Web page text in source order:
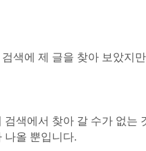
색에 제 글을 찾아 보았지
색에서 찾아 갈 수가 없는
나올 뿐입니다.